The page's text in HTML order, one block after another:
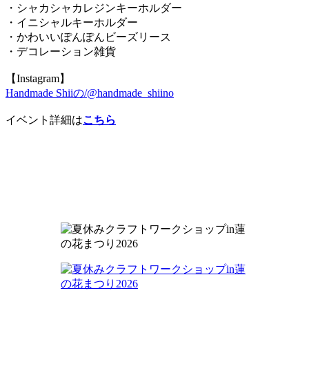
・シャカシャカレジンキーホルダー
・イニシャルキーホルダー
・かわいいぽんぽんビーズリース
・デコレーション雑貨
【Instagram】
Handmade Shiiの/@handmade_shiino
イベント詳細はこちら